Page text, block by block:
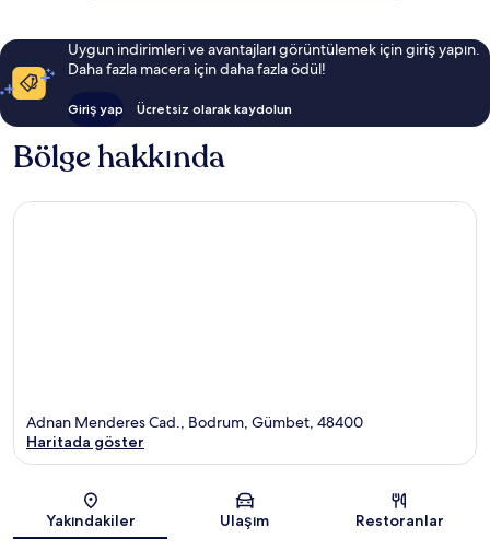
Uygun indirimleri ve avantajları görüntülemek için giriş yapın.
Daha fazla macera için daha fazla ödül!
Giriş yap Ücretsiz olarak kaydolun
Bölge hakkında
Harita
Adnan Menderes Cad., Bodrum, Gümbet, 48400
Haritada göster
Yakındakiler Ulaşım Restoranlar